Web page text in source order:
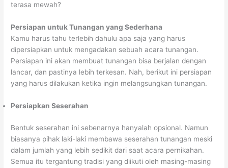
terasa mewah?
Persiapan untuk Tunangan yang Sederhana
Kamu harus tahu terlebih dahulu apa saja yang harus
dipersiapkan untuk mengadakan sebuah acara tunangan.
Persiapan ini akan membuat tunangan bisa berjalan dengan
lancar, dan pastinya lebih terkesan. Nah, berikut ini persiapan
yang harus dilakukan ketika ingin melangsungkan tunangan.
Persiapkan Seserahan
Bentuk seserahan ini sebenarnya hanyalah opsional. Namun
biasanya pihak laki-laki membawa seserahan tunangan meski
dalam jumlah yang lebih sedikit dari saat acara pernikahan.
Semua itu tergantung tradisi yang diikuti oleh masing-masing